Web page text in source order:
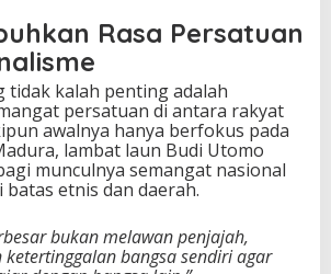
Rasa Persatuan
tidak kalah penting adalah
persatuan di antara rakyat
awalnya hanya berfokus pada
lambat laun Budi Utomo
munculnya semangat nasional
etnis dan daerah.
bukan melawan penjajah,
bangsa sendiri agar